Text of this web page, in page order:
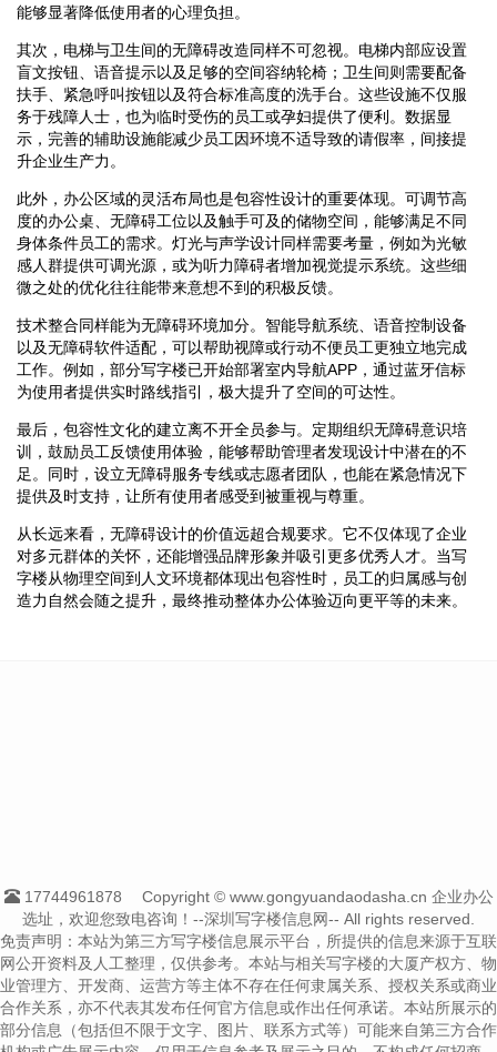
能够显著降低使用者的心理负担。
其次，电梯与卫生间的无障碍改造同样不可忽视。电梯内部应设置
盲文按钮、语音提示以及足够的空间容纳轮椅；卫生间则需要配备
扶手、紧急呼叫按钮以及符合标准高度的洗手台。这些设施不仅服
务于残障人士，也为临时受伤的员工或孕妇提供了便利。数据显
示，完善的辅助设施能减少员工因环境不适导致的请假率，间接提
升企业生产力。
此外，办公区域的灵活布局也是包容性设计的重要体现。可调节高
度的办公桌、无障碍工位以及触手可及的储物空间，能够满足不同
身体条件员工的需求。灯光与声学设计同样需要考量，例如为光敏
感人群提供可调光源，或为听力障碍者增加视觉提示系统。这些细
微之处的优化往往能带来意想不到的积极反馈。
技术整合同样能为无障碍环境加分。智能导航系统、语音控制设备
以及无障碍软件适配，可以帮助视障或行动不便员工更独立地完成
工作。例如，部分写字楼已开始部署室内导航APP，通过蓝牙信标
为使用者提供实时路线指引，极大提升了空间的可达性。
最后，包容性文化的建立离不开全员参与。定期组织无障碍意识培
训，鼓励员工反馈使用体验，能够帮助管理者发现设计中潜在的不
足。同时，设立无障碍服务专线或志愿者团队，也能在紧急情况下
提供及时支持，让所有使用者感受到被重视与尊重。
从长远来看，无障碍设计的价值远超合规要求。它不仅体现了企业
对多元群体的关怀，还能增强品牌形象并吸引更多优秀人才。当写
字楼从物理空间到人文环境都体现出包容性时，员工的归属感与创
造力自然会随之提升，最终推动整体办公体验迈向更平等的未来。
17744961878
Copyright © www.gongyuandaodasha.cn 企业办公
选址，欢迎您致电咨询！--深圳写字楼信息网-- All rights reserved.
免责声明：本站为第三方写字楼信息展示平台，所提供的信息来源于互联
网公开资料及人工整理，仅供参考。本站与相关写字楼的大厦产权方、物
业管理方、开发商、运营方等主体不存在任何隶属关系、授权关系或商业
合作关系，亦不代表其发布任何官方信息或作出任何承诺。本站所展示的
部分信息（包括但不限于文字、图片、联系方式等）可能来自第三方合作